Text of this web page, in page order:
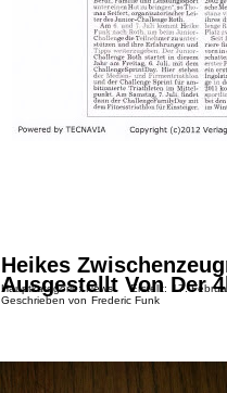
Heikes
Ausgestellt Von Der
Hauptkategorie: News Erstellt:
17.
Geschrieben von Frederic Funk